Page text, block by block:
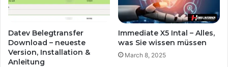
Datev Belegtransfer
Download – neueste
Version, Installation &
Anleitung
Immediate X5 Intal – Alles,
was Sie wissen müssen
March 8, 2025